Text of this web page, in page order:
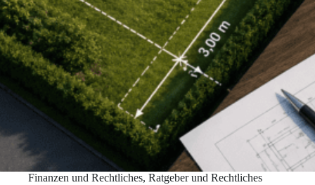
Finanzen und Rechtliches, Ratgeber und Rechtliches